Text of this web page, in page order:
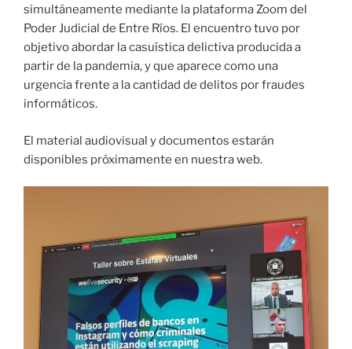
simultáneamente mediante la plataforma Zoom del
Poder Judicial de Entre Ríos. El encuentro tuvo por
objetivo abordar la casuística delictiva producida a
partir de la pandemia, y que aparece como una
urgencia frente a la cantidad de delitos por fraudes
informáticos.
El material audiovisual y documentos estarán
disponibles próximamente en nuestra web.